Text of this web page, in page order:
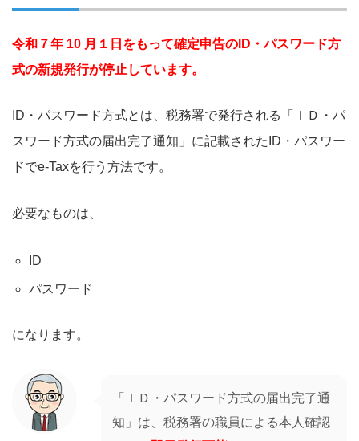
令和７年 10 月１日をもって確定申告のID・パスワード方
式の新規発行が停止しています。
ID・パスワード方式とは、税務署で発行される「ＩＤ・パ
スワード方式の届出完了通知」に記載されたID・パスワー
ドでe-Taxを行う方法です。
必要なものは、
ID
パスワード
になります。
「ＩＤ・パスワード方式の届出完了通
知」は、税務署の職員による本人確認